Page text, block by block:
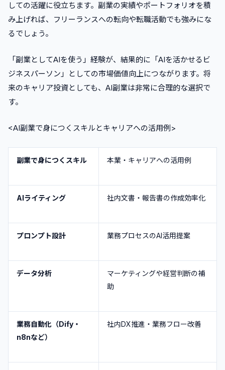
しての活躍に役立ちます。副業の実績やポートフォリオを積
み上げれば、フリーランスへの転向や転職活動でも強みにな
るでしょう。
「副業としてAIを使う」経験が、結果的に「AIを活かせるビ
ジネスパーソン」としての市場価値向上につながります。将
来のキャリア投資としても、AI副業は非常に合理的な選択で
す。
<AI副業で身につくスキルとキャリアへの活用例>
副業で身につくスキル 本業・キャリアへの活用例
AIライティング 社内文書・報告書の作成効率化
プロンプト設計 業務プロセスのAI活用提案
データ分析
マーケティングや経営判断の補
助
業務自動化（Dify・
n8nなど）
社内DX推進・業務フロー改善